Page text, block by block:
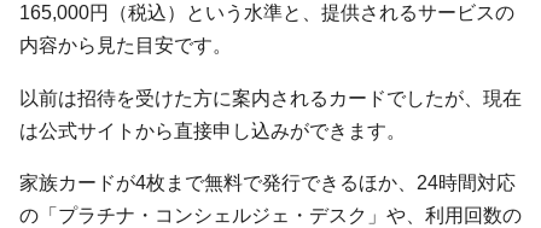
165,000円（税込）という水準と、提供されるサービスの
内容から見た目安です。
以前は招待を受けた方に案内されるカードでしたが、現在
は公式サイトから直接申し込みができます。
家族カードが4枚まで無料で発行できるほか、24時間対応
の「プラチナ・コンシェルジェ・デスク」や、利用回数の